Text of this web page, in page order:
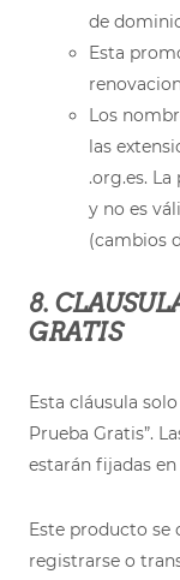
de
Esta
Los
las
.org.es.
y no es
(cambios
8.
GRATIS
Esta cláusula
Prueba Gratis”.
estarán fijadas en
Este producto se
registrarse o